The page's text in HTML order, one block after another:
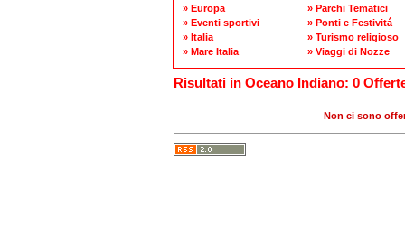
» Europa
» Eventi sportivi
» Italia
» Mare Italia
» Parchi Tematici
» Ponti e Festivitá
» Turismo religioso
» Viaggi di Nozze
Risultati in Oceano Indiano: 0
Non ci sono